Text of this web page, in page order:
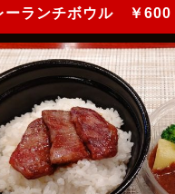
ーランチボウル ￥600